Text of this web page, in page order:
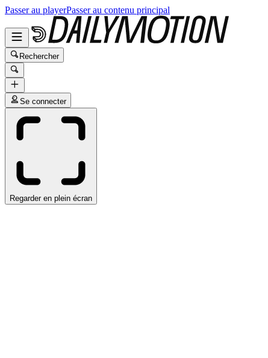
Passer au playerPasser au contenu principal
Rechercher
Se connecter
Regarder en plein écran